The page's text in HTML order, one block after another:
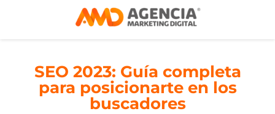
SEO 2023: Guía completa
para posicionarte en los
buscadores